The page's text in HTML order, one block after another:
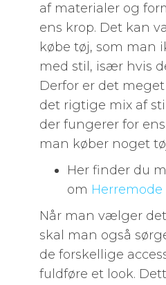
af materialer og
ens krop. Det kan
købe tøj, som man
med stil, især hvis
Derfor er det
det rigtige mix af
der fungerer for
man køber noget
Her finder du
om Herremode
Når man vælger
skal man også
de forskellige
fuldføre et look.